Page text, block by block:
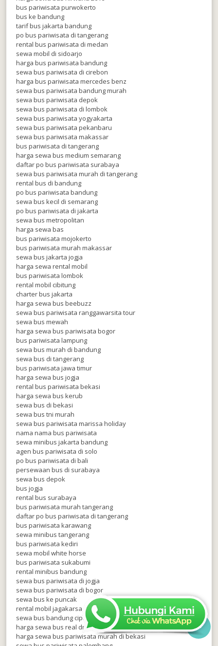
bus pariwisata purwokerto
bus ke bandung
tarif bus jakarta bandung
po bus pariwisata di tangerang
rental bus pariwisata di medan
sewa mobil di sidoarjo
harga bus pariwisata bandung
sewa bus pariwisata di cirebon
harga bus pariwisata mercedes benz
sewa bus pariwisata bandung murah
sewa bus pariwisata depok
sewa bus pariwisata di lombok
sewa bus pariwisata yogyakarta
sewa bus pariwisata pekanbaru
sewa bus pariwisata makassar
bus pariwisata di tangerang
harga sewa bus medium semarang
daftar po bus pariwisata surabaya
sewa bus pariwisata murah di tangerang
rental bus di bandung
po bus pariwisata bandung
sewa bus kecil di semarang
po bus pariwisata di jakarta
sewa bus metropolitan
harga sewa bas
bus pariwisata mojokerto
bus pariwisata murah makassar
sewa bus jakarta jogja
harga sewa rental mobil
bus pariwisata lombok
rental mobil cibitung
charter bus jakarta
harga sewa bus beebuzz
sewa bus pariwisata ranggawarsita tour
sewa bus mewah
harga sewa bus pariwisata bogor
bus pariwisata lampung
sewa bus murah di bandung
sewa bus di tangerang
bus pariwisata jawa timur
harga sewa bus jogja
rental bus pariwisata bekasi
harga sewa bus kerub
sewa bus di bekasi
sewa bus tni murah
sewa bus pariwisata marissa holiday
nama nama bus pariwisata
sewa minibus jakarta bandung
agen bus pariwisata di solo
po bus pariwisata di bali
persewaan bus di surabaya
sewa bus depok
bus jogja
rental bus surabaya
bus pariwisata murah tangerang
daftar po bus pariwisata di tangerang
bus pariwisata karawang
sewa minibus tangerang
bus pariwisata kediri
sewa mobil white horse
bus pariwisata sukabumi
rental minibus bandung
sewa bus pariwisata di jogja
sewa bus pariwisata di bogor
sewa bus ke puncak
rental mobil jagakarsa
sewa bus bandung cipaganti
harga sewa bus real dream
harga sewa bus pariwisata murah di bekasi
